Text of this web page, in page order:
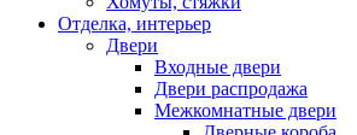
Отделка, интерьер
Двери
Входные двери
Двери распродажа
Межкомнатные двери